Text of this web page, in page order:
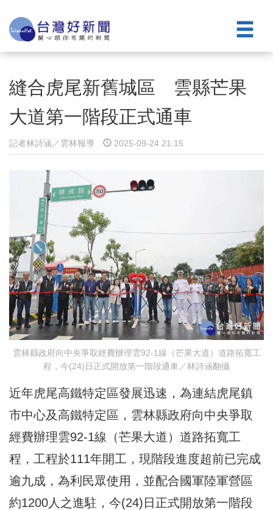
縫合虎尾新舊城區 雲縣芒果
大道第一階段正式通車
記者林詩涵／雲林報導 2025-09-24 21:15
雲林縣政府向中央爭取經費辦理雲92-1線（芒果大道）道路拓寬工
程，今(24)日正式開放第一階段通車／林詩涵翻攝
近年虎尾高鐵特定區發展迅速，為連結虎尾鎮
市中心及高鐵特定區，雲林縣政府向中央爭取
經費辦理雲92-1線（芒果大道）道路拓寬工
程，工程於111年開工，現階段進度超前已完成
逾九成，為利民眾使用，並配合國軍陸軍營區
約1200人之進駐，今(24)日正式開放第一階段